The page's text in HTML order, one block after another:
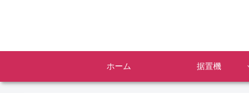
ホーム 据置機